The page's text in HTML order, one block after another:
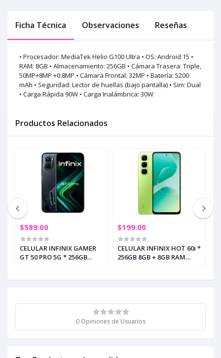
0 Opiniones de Usuarios
Ficha Técnica Observaciones Reseñas
• Procesador: MediaTek Helio G100 Ultra • OS: Android 15 •
RAM: 8GB • Almacenamiento: 256GB • Cámara Trasera: Triple,
50MP+8MP +0.8MP • Cámara Frontal: 32MP • Batería: 5200
mAh • Seguridad: Lector de huellas (bajo pantalla) • Sim: Dual
• Carga Rápida 90W • Carga Inalámbrica: 30W
Productos Relacionados
$589.00
CELULAR INFINIX GAMER
GT 50 PRO 5G * 256GB
$199.00
CELULAR INFINIX HOT 60i *
256GB 8GB + 8GB RAM